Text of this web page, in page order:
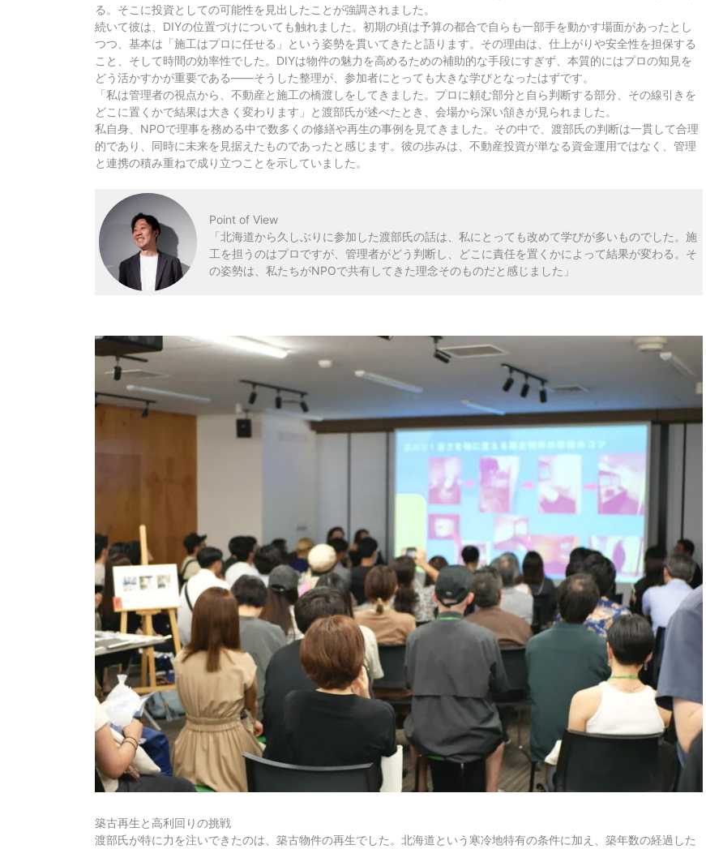
る。そこに投資としての可能性を見出したことが強調されました。
続いて彼は、DIYの位置づけについても触れました。初期の頃は予算の都合で自らも一部手を動かす場面があったとし
つつ、基本は「施工はプロに任せる」という姿勢を貫いてきたと語ります。その理由は、仕上がりや安全性を担保する
こと、そして時間の効率性でした。DIYは物件の魅力を高めるための補助的な手段にすぎず、本質的にはプロの知見を
どう活かすかが重要である――そうした整理が、参加者にとっても大きな学びとなったはずです。
「私は管理者の視点から、不動産と施工の橋渡しをしてきました。プロに頼む部分と自ら判断する部分、その線引きを
どこに置くかで結果は大きく変わります」と渡部氏が述べたとき、会場から深い頷きが見られました。
私自身、NPOで理事を務める中で数多くの修繕や再生の事例を見てきました。その中で、渡部氏の判断は一貫して合理
的であり、同時に未来を見据えたものであったと感じます。彼の歩みは、不動産投資が単なる資金運用ではなく、管理
と連携の積み重ねで成り立つことを示していました。
Point of View
「北海道から久しぶりに参加した渡部氏の話は、私にとっても改めて学びが多いものでした。施
工を担うのはプロですが、管理者がどう判断し、どこに責任を置くかによって結果が変わる。そ
の姿勢は、私たちがNPOで共有してきた理念そのものだと感じました」
築古再生と高利回りの挑戦
渡部氏が特に力を注いできたのは、築古物件の再生でした。北海道という寒冷地特有の条件に加え、築年数の経過した